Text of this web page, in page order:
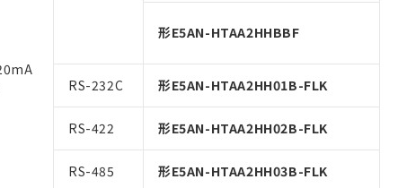
形E5AN-HTAA2HHBBF
RS-232C 形E5AN-HTAA2HH01B-FLK
RS-422 形E5AN-HTAA2HH02B-FLK
RS-485 形E5AN-HTAA2HH03B-FLK